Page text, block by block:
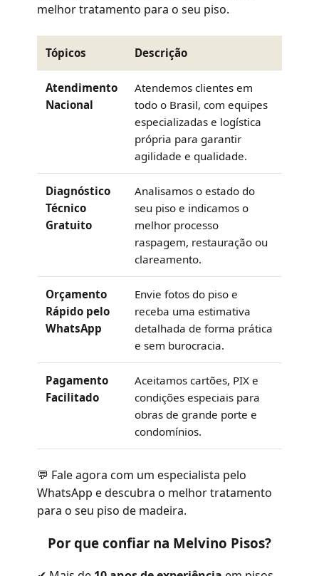
melhor tratamento para o seu piso.
Tópicos Descrição
Atendimento
Nacional
Atendemos clientes em
todo o Brasil, com equipes
especializadas e logística
própria para garantir
agilidade e qualidade.
Diagnóstico
Técnico
Gratuito
Analisamos o estado do
seu piso e indicamos o
melhor processo
raspagem, restauração ou
clareamento.
Orçamento
Rápido pelo
WhatsApp
Envie fotos do piso e
receba uma estimativa
detalhada de forma prática
e sem burocracia.
Pagamento
Facilitado
Aceitamos cartões, PIX e
condições especiais para
obras de grande porte e
condomínios.
💬 Fale agora com um especialista pelo
WhatsApp e descubra o melhor tratamento
para o seu piso de madeira.
Por que confiar na Melvino Pisos?